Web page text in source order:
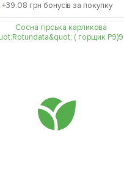
+39.08 грн бонусів за покупку